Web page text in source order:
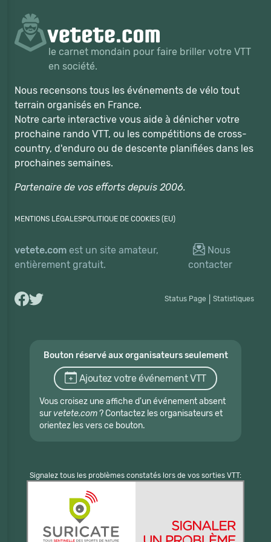
le carnet mondain pour faire briller votre VTT
en société.
Nous recensons tous les événements de vélo tout
terrain organisés en France.
Notre carte interactive vous aide à dénicher votre
prochaine rando VTT, ou les compétitions de cross-
country, d'enduro ou de descente planifiées dans les
prochaines semaines.
Partenaire de vos efforts depuis 2006.
MENTIONS LÉGALESPOLITIQUE DE COOKIES (EU)
vetete.com est un site amateur,
entièrement gratuit.
Nous
contacter
Status Page Statistiques
Bouton réservé aux organisateurs seulement
Ajoutez votre événement VTT
Vous croisez une affiche d'un événement absent
sur vetete.com? Contactez les organisateurs et
orientez les vers ce bouton.
Signalez tous les problèmes constatés lors de vos sorties VTT: